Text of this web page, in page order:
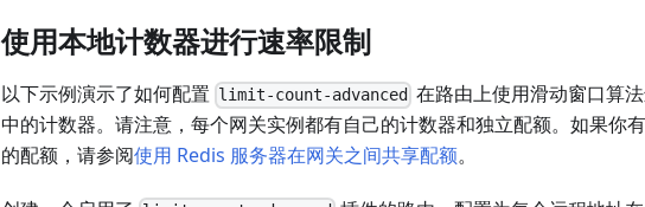
使用本地计数器进行速率限制
以下示例演示了如何配置 limit-count-advanced 在路由上使用滑动窗口算
中的计数器。请注意，每个网关实例都有自己的计数器和独立配额。如果你
的配额，请参阅使用 Redis 服务器在网关之间共享配额。